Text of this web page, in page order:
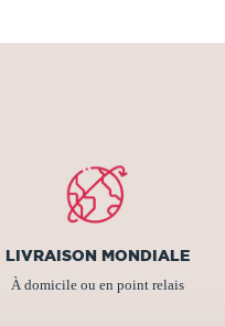
LIVRAISON MONDIALE
À domicile ou en point relais